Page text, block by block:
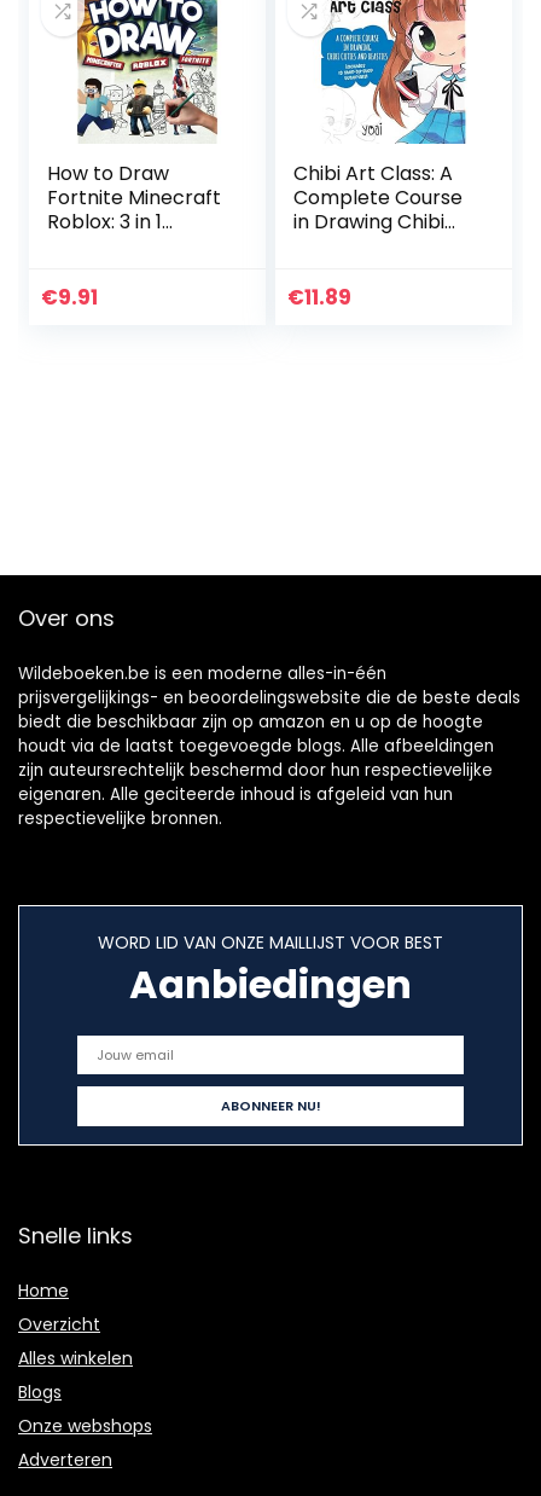
How to Draw
Fortnite Minecraft
Roblox: 3 in 1
Minecraft Roblox
€9.91
Chibi Art Class: A
Complete Course
in Drawing Chibi
19 step-by-step
€11.89
Over ons
Wildeboeken.be is een moderne alles-in-één
prijsvergelijkings- en beoordelingswebsite die de beste deals
biedt die beschikbaar zijn op amazon en u op de hoogte
houdt via de laatst toegevoegde blogs. Alle afbeeldingen
zijn auteursrechtelijk beschermd door hun respectievelijke
eigenaren. Alle geciteerde inhoud is afgeleid van hun
respectievelijke bronnen.
WORD LID VAN ONZE MAILLIJST VOOR BEST
Aanbiedingen
Snelle links
Home
Overzicht
Alles winkelen
Blogs
Onze webshops
Adverteren